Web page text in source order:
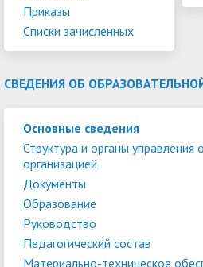
Приказы
Списки зачисленных
СВЕДЕНИЯ ОБ
Основные сведения
Структура и органы управления
организацией
Документы
Образование
Руководство
Педагогический состав
Материально-техническое